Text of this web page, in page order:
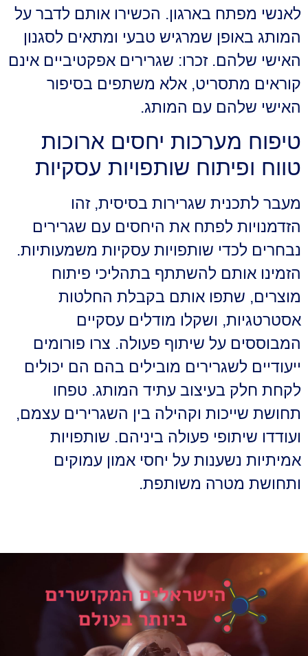
לאנשי מפתח בארגון. הכשירו אותם לדבר על
המותג באופן שמרגיש טבעי ומתאים לסגנון
האישי שלהם. זכרו: שגרירים אפקטיביים אינם
קוראים מתסריט, אלא משתפים בסיפור
האישי שלהם עם המותג.
טיפוח מערכות יחסים ארוכות
טווח ופיתוח שותפויות עסקיות
מעבר לתכנית שגרירות בסיסית, זהו
הזדמנויות לפתח את היחסים עם שגרירים
נבחרים לכדי שותפויות עסקיות משמעותיות.
הזמינו אותם להשתתף בתהליכי פיתוח
מוצרים, שתפו אותם בקבלת החלטות
אסטרטגיות, ושקלו מודלים עסקיים
המבוססים על שיתוף פעולה. צרו פורומים
ייעודיים לשגרירים מובילים בהם הם יכולים
לקחת חלק בעיצוב עתיד המותג. טפחו
תחושת שייכות וקהילה בין השגרירים עצמם,
ועודדו שיתופי פעולה ביניהם. שותפויות
אמיתיות נשענות על יחסי אמון עמוקים
ותחושת מטרה משותפת.